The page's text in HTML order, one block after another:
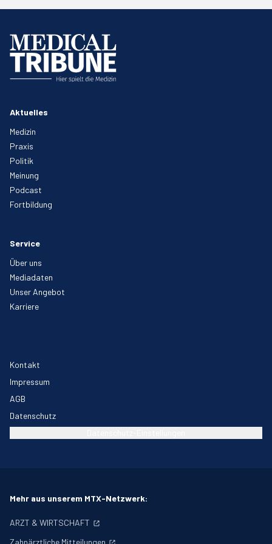
Aktuelles
Medizin
Praxis
Politik
Meinung
Podcast
Fortbildung
Service
Über uns
Mediadaten
Unser Angebot
Karriere
Kontakt
Impressum
AGB
Datenschutz
Mehr aus unserem MTX-Netzwerk:
ARZT & WIRTSCHAFT
Zahnärztliche Mitteilungen